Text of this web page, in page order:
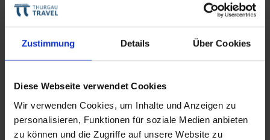
Zustimmung Details Über Cookies
Diese Webseite verwendet Cookies
Wir verwenden Cookies, um Inhalte und Anzeigen zu
personalisieren, Funktionen für soziale Medien anbieten
zu können und die Zugriffe auf unsere Website zu
Themenreisen
Aktivitäten auf Flusskreuzfahrten
Mehr über Themenreisen erfahren